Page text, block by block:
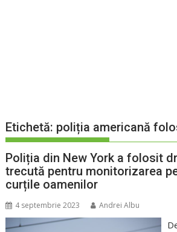
Etichetă: poliția americană
Poliția din New York a folosit
trecută pentru monitorizarea
curțile oamenilor
4 septembrie 2023 Andrei Albu